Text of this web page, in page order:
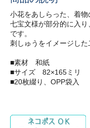
小花をあしらった、着物
七宝文様が部分的に入
です。
刺しゅうをイメージした
■素材 和紙
■サイズ 82×165ミリ
■20枚綴り、OPP袋入